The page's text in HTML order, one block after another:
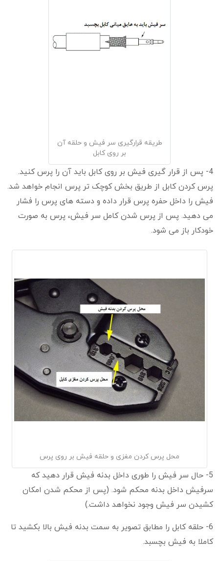
طریقه قرارگیری سر فیش و حلقه آن
بر روی کابل
4- پس از قرار گیری فیش بر روی کابل باید آن را پرس کنید.
پرس کردن کابل از طریق بخش کوچک تر پرس انجام خواهد شد.
فیش را داخل حفره پرس قرار داده و دسته های پرس را فشار
می دهید. پس از پرس شدن کامل سر فیش، پرس به صورت
خودکار باز می شود.
محل پرس کردن مغزی و حلقه فیش بر روی پرس
5- حال سر فیش را طوری داخل بدنه فیش قرار دهید که
سرفیش داخل بدنه محکم شود. (پس از محکم شدن امکان
کشیدن سر فیش وجود نخواهد داشت.)
6- حلقه کابل را مطابق تصویر به سمت بدنه فیش بالا بکشید تا
کاملا به فیش بچسبد.